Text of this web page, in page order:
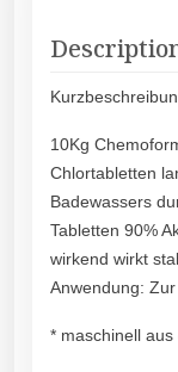
10Kg
Chlortabletten
Badewassers
Tabletten 90%
wirkend wirkt
Anwendung:
* maschinell